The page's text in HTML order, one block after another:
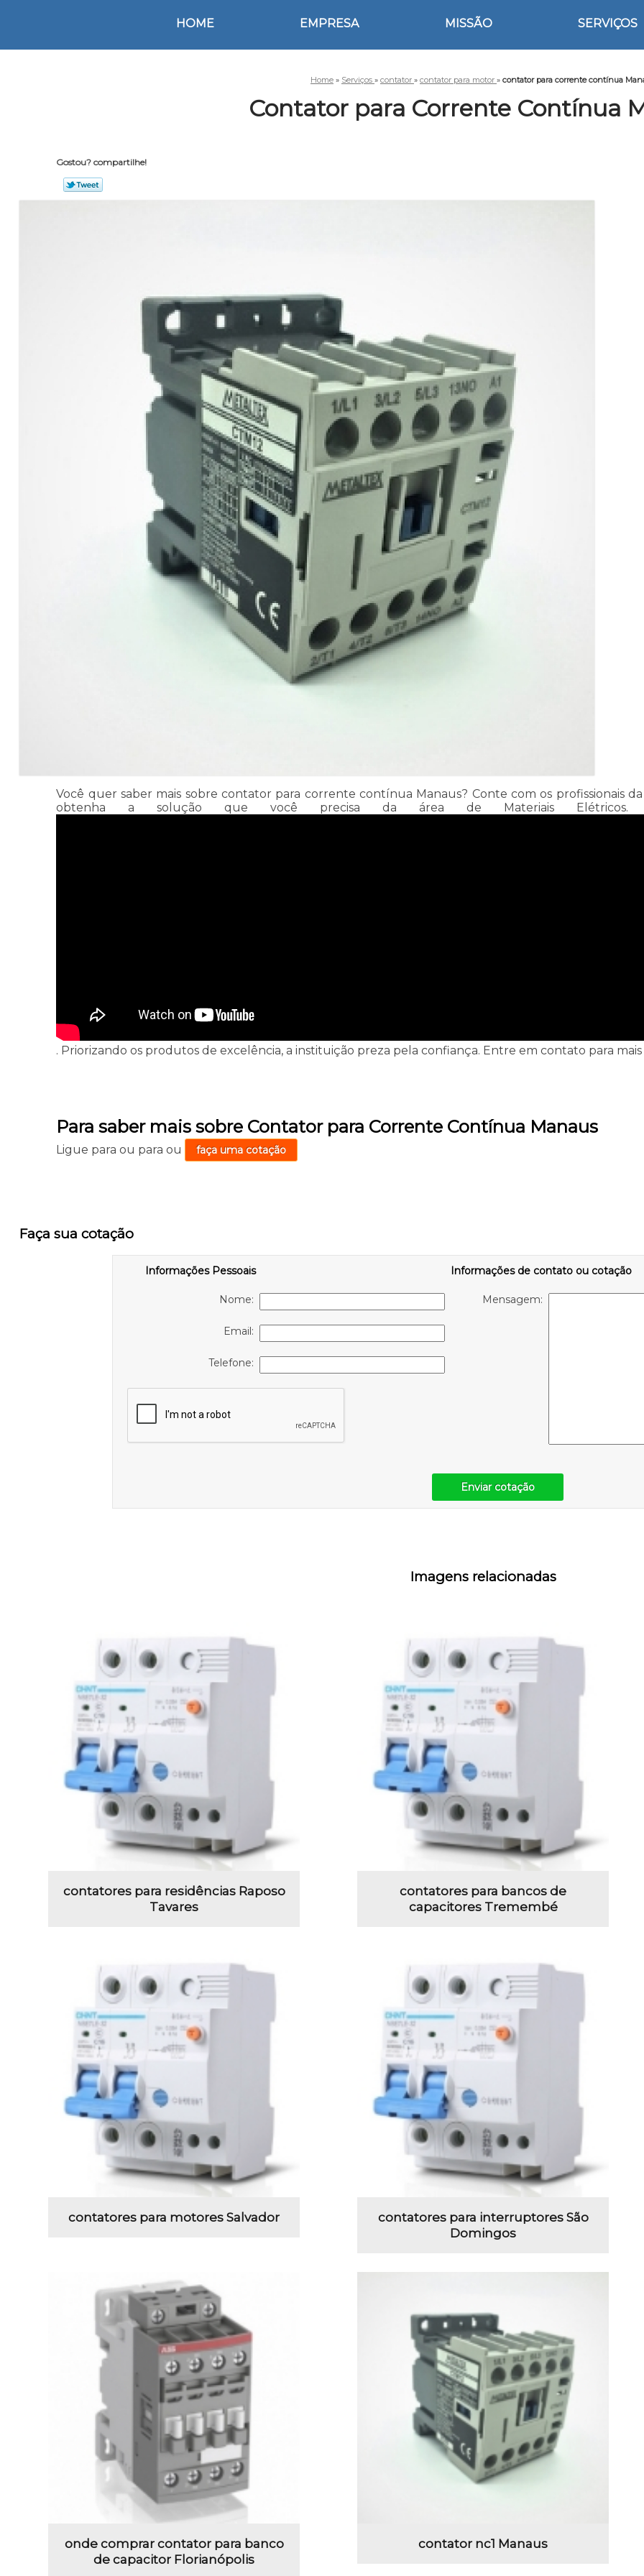
HOME EMPRESA MISSÃO SERVIÇOS
Home » Serviços » contator » contator para motor » contator para corrente contínua
Contator para Corrente Contínua
Gostou? compartilhe!
Você quer saber mais sobre contator para corrente contínua Manaus? Conte com os profissionais
obtenha a solução que você precisa da área de Materiais Elétricos.
. Priorizando os produtos de excelência, a instituição preza pela confiança. Entre em contato para
Para saber mais sobre Contator para Corrente Contínua Manaus
Ligue paraou paraou faça uma cotação
Faça sua cotação
Informações Pessoais
Nome:
Email:
Telefone:
Informações de contato ou cotação
Mensagem:
Enviar cotação
Imagens relacionadas
contatores para residências Raposo
Tavares
contatores para bancos de
capacitores Tremembé
contatores para motores Salvador
contatores para interruptores São
Domingos
onde comprar contator para banco
de capacitor Florianópolis
contator nc1 Manaus